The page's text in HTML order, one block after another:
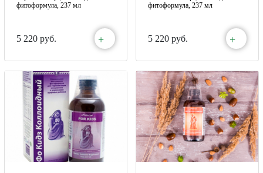
фитоформула, 237 мл
5 220 руб. +
фитоформула, 237 мл
5 220 руб. +